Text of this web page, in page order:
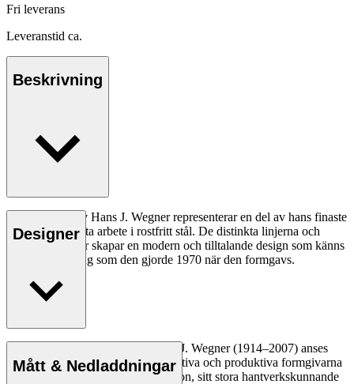
Fri leverans
Leveranstid ca.
Beskrivning
CH111 Chair av Hans J. Wegner representerar en del av hans finaste
och mest intrikata arbete i rostfritt stål. De distinkta linjerna och
fokus på detaljer skapar en modern och tilltalande design som känns
lika modern i dag som den gjorde 1970 när den formgavs.
Läs mer
Designer
Den danske möbeldesignern Hans J. Wegner (1914–2007) anses
vara en av de mest kreativa, innovativa och produktiva formgivarna
genom tiderna, känd för sin precision, sitt stora hantverkskunnande
Mått & Nedladdningar